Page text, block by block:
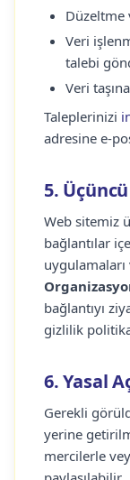
Düzeltme
Veri
talebi
Veri
Taleplerinizi
adresine e-
5.
Web sitemiz
bağlantılar
bağlantıyı
gizlilik
6. Yasal
Gerekli
yerine
mercilerle